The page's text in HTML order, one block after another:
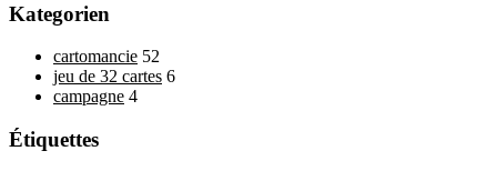
Kategorien
cartomancie 52
jeu de 32 cartes 6
campagne 4
Étiquettes